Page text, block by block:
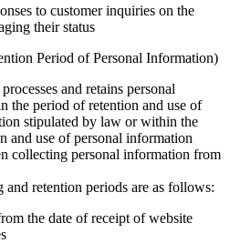
to customer inquiries on the
their status
Period of Personal Information)
and retains personal
the period of retention and use of
stipulated by law or within the
and use of personal information
collecting personal information from
and retention periods are as follows:
the date of receipt of website